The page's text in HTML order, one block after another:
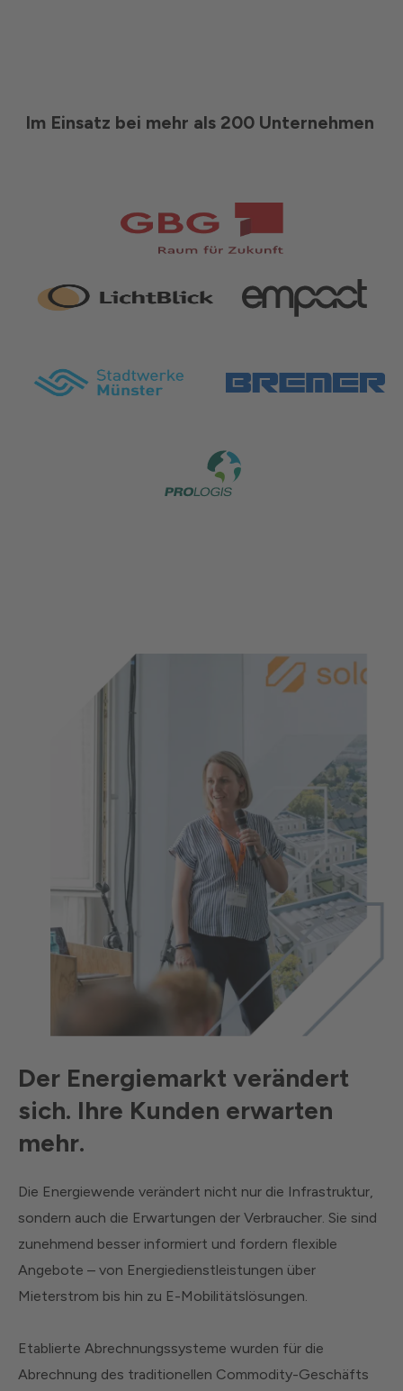
Im Einsatz bei mehr als 200 Unternehmen
Der Energiemarkt verändert
sich. Ihre Kunden erwarten
mehr.
Die Energiewende verändert nicht nur die Infrastruktur,
sondern auch die Erwartungen der Verbraucher. Sie sind
zunehmend besser informiert und fordern flexible
Angebote – von Energiedienstleistungen über
Mieterstrom bis hin zu E-Mobilitätslösungen.
Etablierte Abrechnungssysteme wurden für die
Abrechnung des traditionellen Commodity-Geschäfts